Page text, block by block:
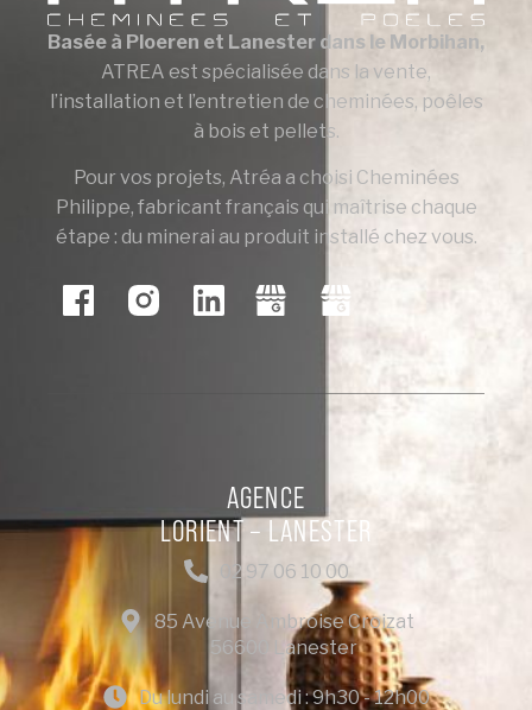
Basée à Ploeren et Lanester dans le Morbihan,
ATREA est spécialisée dans la vente,
l’installation et l’entretien de cheminées, poêles
à bois et pellets.
Pour vos projets, Atréa a choisi Cheminées
Philippe, fabricant français qui maîtrise chaque
étape : du minerai au produit installé chez vous.
AGENCE
LORIENT – LANESTER
02 97 06 10 00
85 Avenue Ambroise Croizat
56600 Lanester
Du lundi au samedi : 9h30 - 12h00